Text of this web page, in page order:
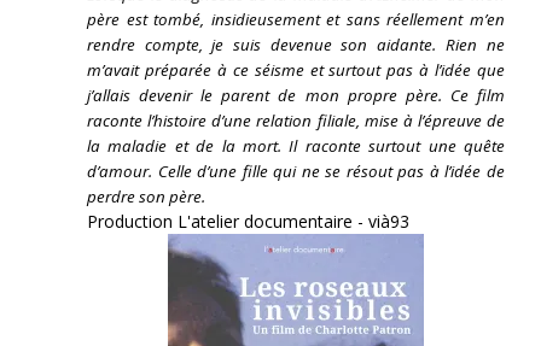
père est tombé, insidieusement et sans réellement m’en
rendre compte, je suis devenue son aidante. Rien ne
m’avait préparée à ce séisme et surtout pas à l’idée que
j’allais devenir le parent de mon propre père. Ce film
raconte l’histoire d’une relation filiale, mise à l’épreuve de
la maladie et de la mort. Il raconte surtout une quête
d’amour. Celle d’une fille qui ne se résout pas à l’idée de
perdre son père.
Production L'atelier documentaire - vià93